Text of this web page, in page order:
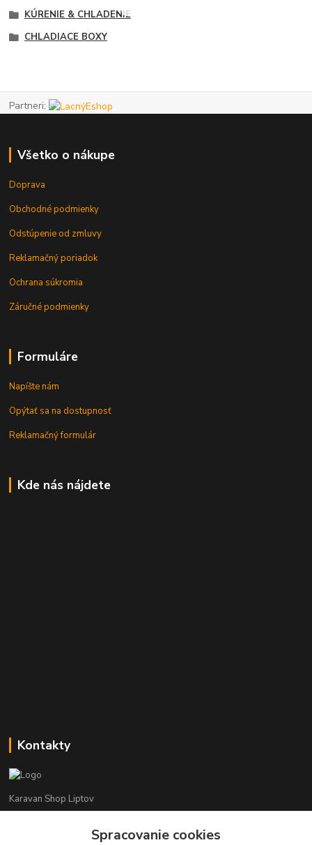
KÚRENIE & CHLADENIE
CHLADIACE BOXY
Partneri:
Všetko o nákupe
Doprava
Obchodné podmienky
Odstúpenie od zmluvy
Reklamačný poriadok
Ochrana súkromia
Záručné podmienky
Formuláre
Napíšte nám
Opýtať sa na dostupnosť
Reklamačný formulár
Kde nás nájdete
Kontakty
Karavan Shop Liptov
+421 903 626 885Spracovanie cookies